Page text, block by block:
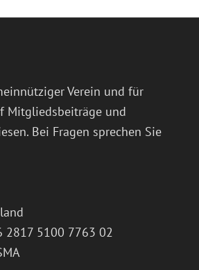
Verein und für
Mitgliedsbeiträge und
Bei Fragen sprechen Sie
2817 5100 7763 02